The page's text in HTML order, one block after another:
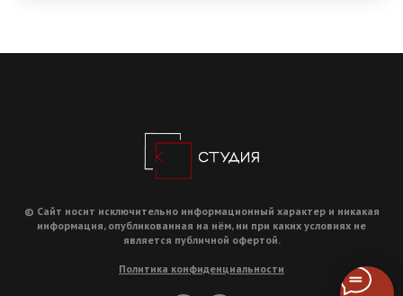
© Сайт носит исключительно информационный характер и никакая
информация, опубликованная на нём, ни при каких условиях не
является публичной офертой.
Политика конфиденциальности